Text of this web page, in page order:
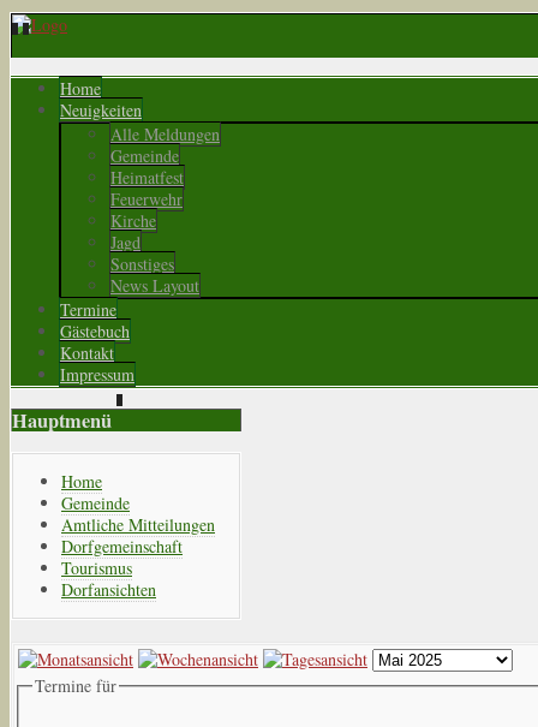
Home
Neuigkeiten
Alle Meldungen
Gemeinde
Heimatfest
Feuerwehr
Kirche
Jagd
Sonstiges
News Layout
Termine
Gästebuch
Kontakt
Impressum
Hauptmenü
Home
Gemeinde
Amtliche Mitteilungen
Dorfgemeinschaft
Tourismus
Dorfansichten
Termine für